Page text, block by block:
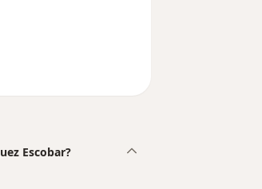
foi excluída
Escobar?